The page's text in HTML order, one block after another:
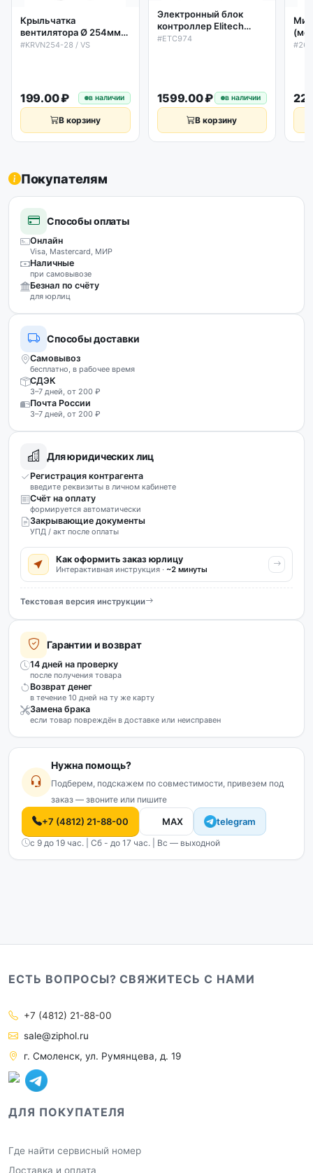
Крыльчатка
вентилятора Ø 254мм
28˚ (металлическая)
#KRVN254-28 / VS
199.00 ₽ в наличии
В корзину
Электронный блок
контроллер Elitech
ETC974 (аналог Eliwell
#ETC974
1599.00 ₽ в наличии
В корзину
Покупателям
Способы оплаты
Онлайн
Visa, Mastercard, МИР
Наличные
при самовывозе
Безнал по счёту
для юрлиц
Способы доставки
Самовывоз
бесплатно, в рабочее время
СДЭК
3–7 дней, от 200 ₽
Почта России
3–7 дней, от 200 ₽
Для юридических лиц
Регистрация контрагента
введите реквизиты в личном кабинете
Счёт на оплату
формируется автоматически
Закрывающие документы
УПД / акт после оплаты
Как оформить заказ юрлицу
Интерактивная инструкция · ~2 минуты
Текстовая версия инструкции
Гарантии и возврат
14 дней на проверку
после получения товара
Возврат денег
в течение 10 дней на ту же карту
Замена брака
если товар повреждён в доставке или неисправен
Нужна помощь?
Подберем, подскажем по совместимости, привезем под
заказ — звоните или пишите
+7 (4812) 21-88-00 MAX telegram
с 9 до 19 час. | Сб - до 17 час. | Вс — выходной
ЕСТЬ ВОПРОСЫ? СВЯЖИТЕСЬ С НАМИ
+7 (4812) 21-88-00
sale@ziphol.ru
г. Смоленск, ул. Румянцева, д. 19
ДЛЯ ПОКУПАТЕЛЯ
Где найти сервисный номер
Доставка и оплата